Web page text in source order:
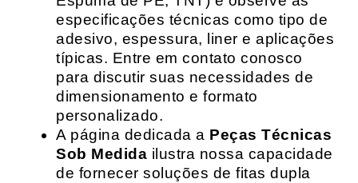
especificações técnicas como tipo de
adesivo, espessura, liner e aplicações
típicas. Entre em contato conosco
para discutir suas necessidades de
dimensionamento e formato
personalizado.
A página dedicada a Peças Técnicas
Sob Medida ilustra nossa capacidade
de fornecer soluções de fitas dupla